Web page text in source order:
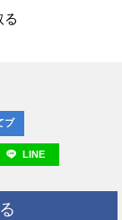
る
ブ
LINE